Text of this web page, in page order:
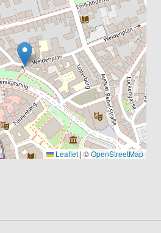
Leaflet | ©OpenStreetMap